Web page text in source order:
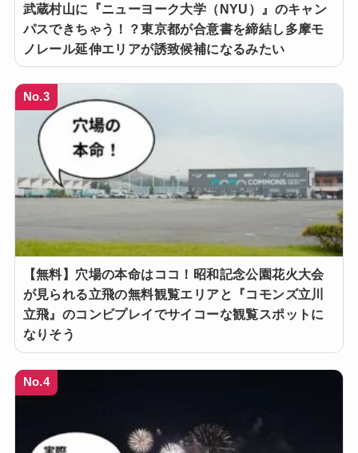
武蔵村山に『ニューヨーク大学（NYU）』のキャン
パスできちゃう！？東京都が合意書を締結し多摩モ
ノレール延伸エリアが誘致候補になるみたい
No.3
【無料】穴場の本命はココ！昭和記念公園花火大会
が見られる立飛の無料観覧エリアと『コモンズ立川
立飛』のコンビプレイでサイコーな観覧スポットに
なりそう
No.4